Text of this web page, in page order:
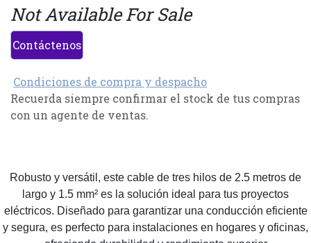
Not Available For Sale
Contáctenos
Condiciones de compra y despacho
Recuerda siempre confirmar el stock de tus compras
con un agente de ventas.
Robusto y versátil, este cable de tres hilos de 2.5 metros de
largo y 1.5 mm² es la solución ideal para tus proyectos
eléctricos. Diseñado para garantizar una conducción eficiente
y segura, es perfecto para instalaciones en hogares y oficinas,